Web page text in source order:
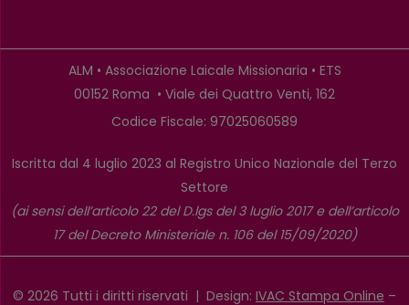
ALM • Associazione Laicale Missionaria • ETS
00152 Roma • Viale dei Quattro Venti, 162
Codice Fiscale: 97025060589
Iscritta dal 4 luglio 2023 al Registro Unico Nazionale del Terzo
Settore
(ai sensi dell’articolo 22 del D.lgs del 3 luglio 2017 e dell’articolo
17 del Decreto Ministeriale n. 106 del 15/09/2020)
© 2026 Tutti i diritti riservati | Design: IVAC Stampa Online –